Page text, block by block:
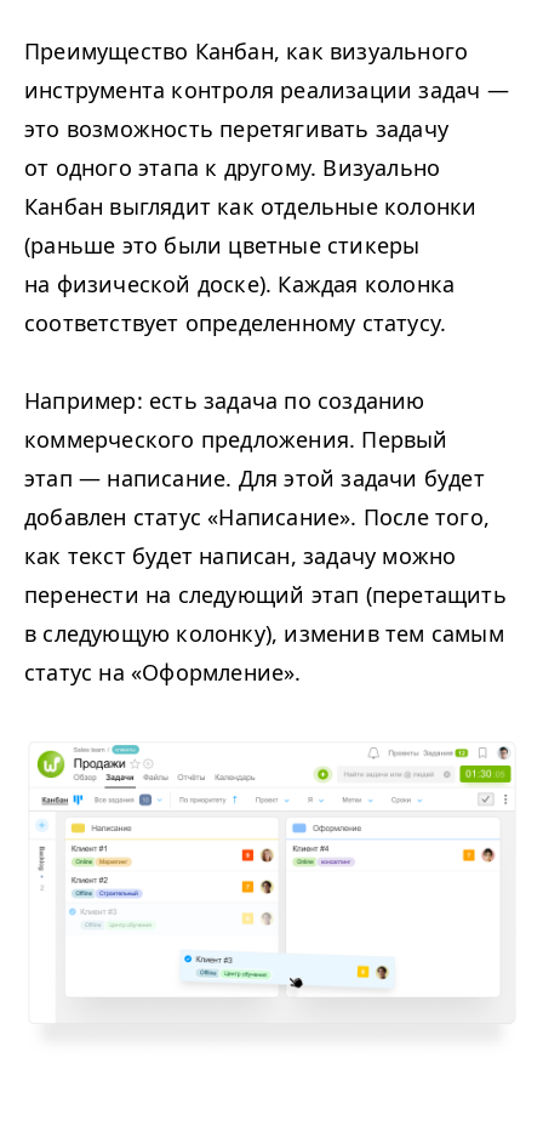
Преимущество Канбан, как визуального
инструмента контроля реализации задач —
это возможность перетягивать задачу
от одного этапа к другому. Визуально
Канбан выглядит как отдельные колонки
(раньше это были цветные стикеры
на физической доске). Каждая колонка
соответствует определенному статусу.
Например: есть задача по созданию
коммерческого предложения. Первый
этап — написание. Для этой задачи будет
добавлен статус «Написание». После того,
как текст будет написан, задачу можно
перенести на следующий этап (перетащить
в следующую колонку), изменив тем самым
статус на «Оформление».